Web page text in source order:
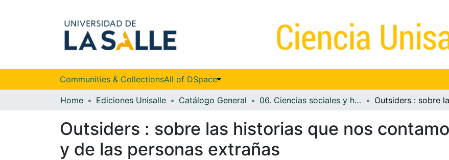
Communities & CollectionsAll of DSpace
Home Ediciones Unisalle Catálogo General 06. Ciencias sociales y humanidades
Outsiders : sobre las historias que nos
y de las personas extrañas